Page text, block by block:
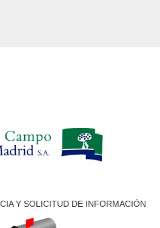
Y SOLICITUD DE INFORMACIÓN